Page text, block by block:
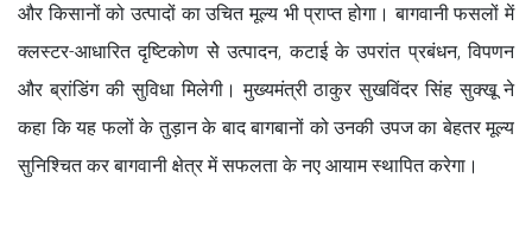
और किसानों को उत्पादों का उचित मूल्य भी प्राप्त होगा। बागवानी फसलों में
क्लस्टर-आधारित दृष्टिकोण सेे उत्पादन, कटाई के उपरांत प्रबंधन, विपणन
और ब्रांडिंग की सुविधा मिलेगी। मुख्यमंत्री ठाकुर सुखविंदर सिंह सुक्खू ने
कहा कि यह फलों के तुड़ान के बाद बागबानों को उनकी उपज का बेहतर मूल्य
सुनिश्चित कर बागवानी क्षेत्र में सफलता के नए आयाम स्थापित करेगा।